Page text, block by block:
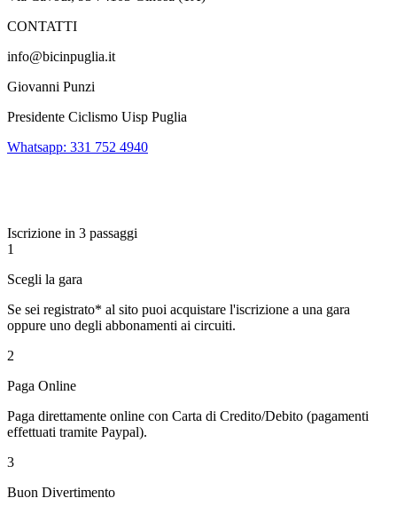
CONTATTI
info@bicinpuglia.it
Giovanni Punzi
Presidente Ciclismo Uisp Puglia
Whatsapp: 331 752 4940
Iscrizione in 3 passaggi
1
Scegli la gara
Se sei registrato* al sito puoi acquistare l'iscrizione a una gara
oppure uno degli abbonamenti ai circuiti.
2
Paga Online
Paga direttamente online con Carta di Credito/Debito (pagamenti
effettuati tramite Paypal).
3
Buon Divertimento